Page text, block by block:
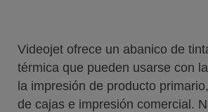
Videojet ofrece un abanico de
térmica que pueden usarse con
la impresión de producto
de cajas e impresión comercial.